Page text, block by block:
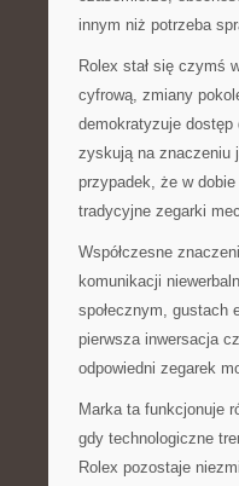
innym niż potrzeba
Rolex stał się czymś
cyfrową, zmiany
demokratyzuje dostęp
zyskują na znaczeniu
przypadek, że w
tradycyjne zegarki
Współczesne
komunikacji
społecznym, gustach
pierwsza inwersacja
odpowiedni zegarek
Marka ta funkcjonuje
gdy technologiczne
Rolex pozostaje